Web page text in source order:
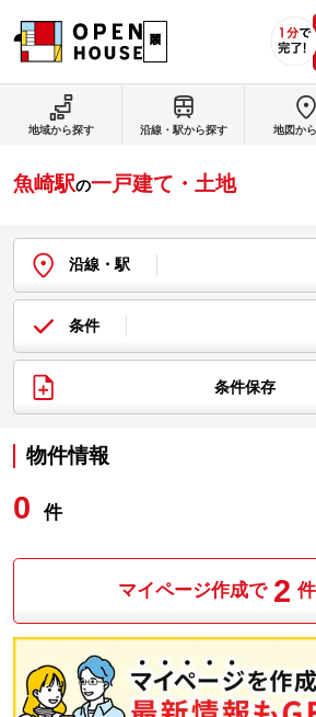
魚崎駅の一戸建て・土地
沿線・駅
条件
条件保存
物件情報
0 件
マイページ作成で 2
地域から探す 沿線・駅から探す 地図か